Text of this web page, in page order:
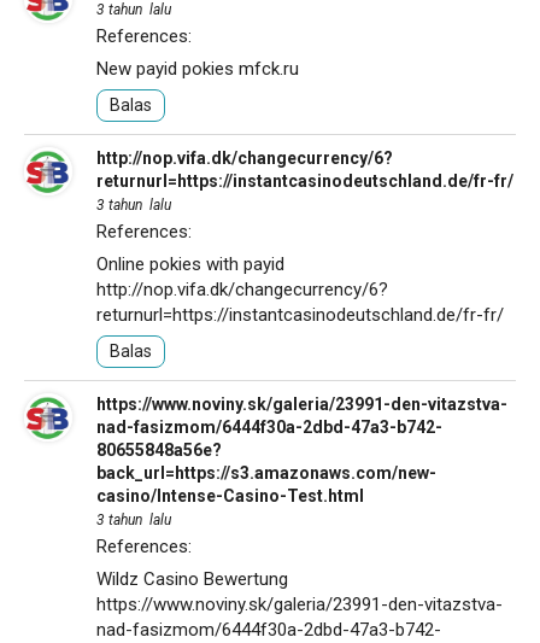
3 tahun lalu
References:
New payid pokies mfck.ru
Balas
http://nop.vifa.dk/changecurrency/6?
returnurl=https://instantcasinodeutschland.de/fr-fr/
3 tahun lalu
References:
Online pokies with payid
http://nop.vifa.dk/changecurrency/6?
returnurl=https://instantcasinodeutschland.de/fr-fr/
Balas
https://www.noviny.sk/galeria/23991-den-vitazstva-
nad-fasizmom/6444f30a-2dbd-47a3-b742-
80655848a56e?
back_url=https://s3.amazonaws.com/new-
casino/Intense-Casino-Test.html
3 tahun lalu
References:
Wildz Casino Bewertung
https://www.noviny.sk/galeria/23991-den-vitazstva-
nad-fasizmom/6444f30a-2dbd-47a3-b742-